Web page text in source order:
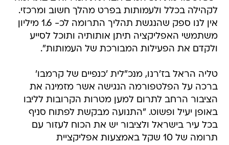
לקהילה בכלל ולעמותות בפרט מהלך חשוב ומרכזי.
אין לנו ספק שהנגשת תהליך התרומה לכ- 1.6 מיליון
משתמשי האפליקציה תיתן אותותיה ותוכל לסייע
ולקדם את הפעילות המבורכת של העמותות".
טליה הראל בז'רנו, מנכ"לית 'כנפיים של קרמבו'
ברכה על הפלטפורמה הנגישה אשר מזמינה את
הציבור הרחב לתרום למען מטרות הקרובות לליבו
באופן יעיל ופשוט. "התנועה מבקשת לפתוח סניף
בכל עיר בישראל ולציבור יש את הכוח לעזור עם
תרומה של 10 שקל באמצעות אפליקציית